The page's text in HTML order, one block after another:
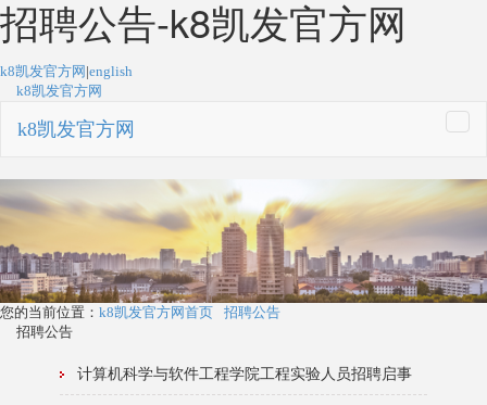
招聘公告-k8凯发官方网
k8凯发官方网 |english
k8凯发官方网
k8凯发官方网
您的当前位置： k8凯发官方网首页
招聘公告
招聘公告
计算机科学与软件工程学院工程实验人员招聘启事